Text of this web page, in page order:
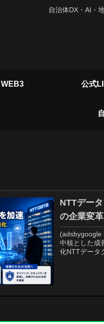
自治体DX・AI・
WEB3 公式
NTTデー
の企業変
(adsbygoogle
中核とした成
化NTTデータ